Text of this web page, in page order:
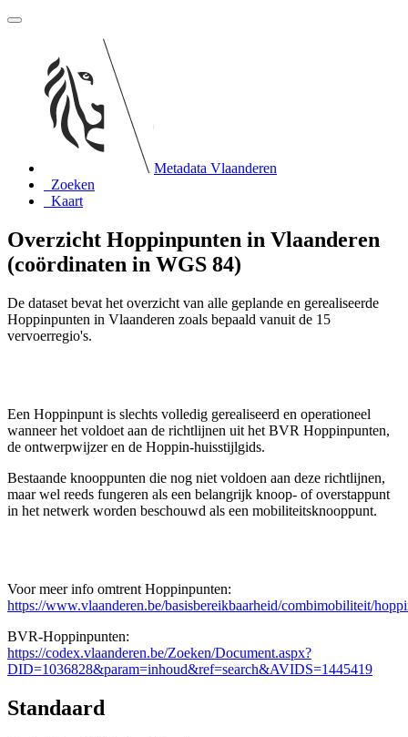
Metadata Vlaanderen
Zoeken
Kaart
Overzicht Hoppinpunten in Vlaanderen
(coördinaten in WGS 84)
De dataset bevat het overzicht van alle geplande en gerealiseerde
Hoppinpunten in Vlaanderen zoals bepaald vanuit de 15
vervoerregio's.
Een Hoppinpunt is slechts volledig gerealiseerd en operationeel
wanneer het voldoet aan de richtlijnen uit het BVR Hoppinpunten,
de ontwerpwijzer en de Hoppin-huisstijlgids.
Bestaande knooppunten die nog niet voldoen aan deze richtlijnen,
maar wel reeds fungeren als een belangrijk knoop- of overstappunt
in het netwerk worden beschouwd als een mobiliteitsknooppunt.
Voor meer info omtrent Hoppinpunten:
https://www.vlaanderen.be/basisbereikbaarheid/combimobiliteit/
BVR-Hoppinpunten:
https://codex.vlaanderen.be/Zoeken/Document.aspx?
DID=1036828&param=inhoud&ref=search&AVIDS=1445419
Standaard